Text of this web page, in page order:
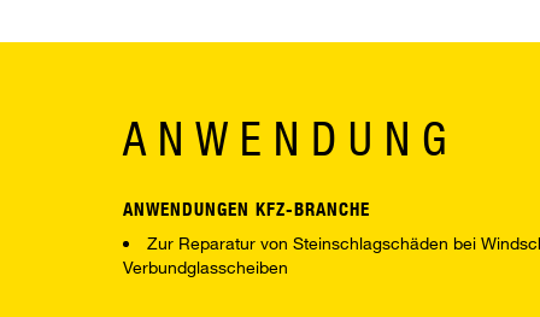
ANWENDUNG
ANWENDUNGEN KFZ-BRANCHE
Zur Reparatur von Steinschlagschäden bei
Verbundglasscheiben